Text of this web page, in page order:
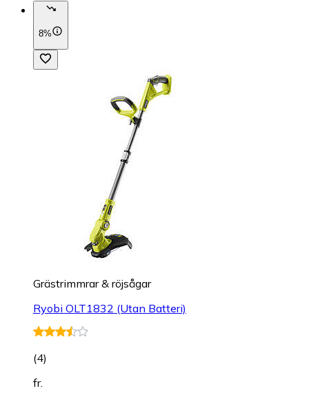
8%
Grästrimmrar & röjsågar
Ryobi OLT1832 (Utan Batteri)
(4)
fr.